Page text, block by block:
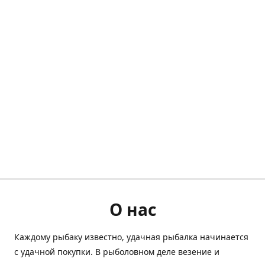
О нас
Каждому рыбаку известно, удачная рыбалка начинается
с удачной покупки. В рыболовном деле везение и